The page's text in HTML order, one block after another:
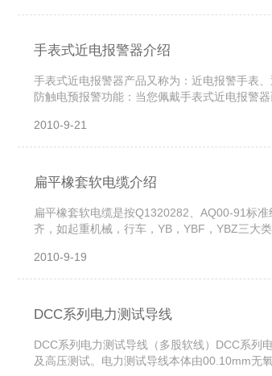
手表式近电报警器介绍
手表式近电报警器产品又称为：近电报警手表
防触电预报警功能：当您佩戴手表式近电报警
2010-9-21
扁平橡套软电缆介绍
扁平橡套软电缆是按Q1320282、AQ00-91标
齐，如起重机械，行车，YB，YBF，YBZ三大
2010-9-19
DCC系列电力测试导线
DCC系列电力测试导线（多股软线）DCC系列
及高压测试。电力测试导线本体由00.10mm无